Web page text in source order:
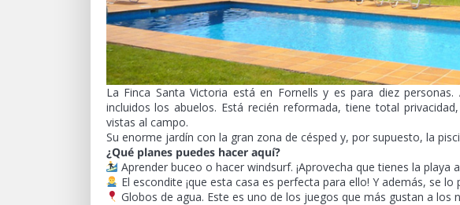
La Finca Santa Victoria está en Fornells y es para diez
incluidos los abuelos. Está recién reformada, tiene total
vistas al campo.
Su enorme jardín con la gran zona de césped y, por supuesto, la
¿Qué planes puedes hacer aquí?
Aprender buceo o hacer windsurf. ¡Aprovecha que tienes la playa
El escondite ¡que esta casa es perfecta para ello! Y además, se
Globos de agua. Este es uno de los juegos que más gustan a los